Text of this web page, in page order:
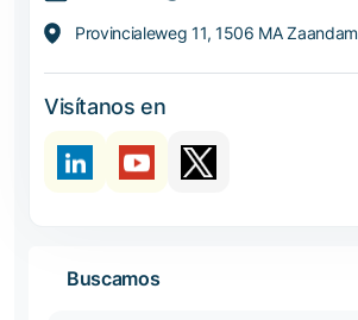
Provincialeweg 11, 1506 MA Zaandam
Visítanos en
Buscamos